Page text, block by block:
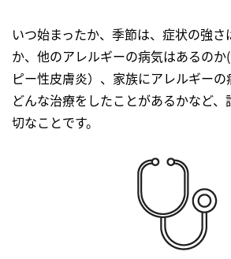
いつ始まったか、季節は、症状の強
か、他のアレルギーの病気はあるのか
ピー性皮膚炎）、家族にアレルギーの
どんな治療をしたことがあるかなど
切なことです。